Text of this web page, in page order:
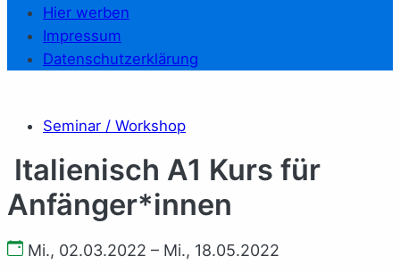
Hier werben
Impressum
Datenschutzerklärung
Seminar / Workshop
Italienisch A1 Kurs für
Anfänger*innen
Mi., 02.03.2022 – Mi., 18.05.2022